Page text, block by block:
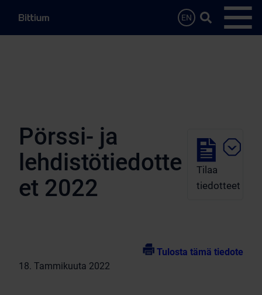
EN
Hae…
Avaa
Pörssi- ja
lehdistötiedotte
et 2022
Tilaa
tiedotteet
Tulosta tämä tiedote
18. Tammikuuta 2022